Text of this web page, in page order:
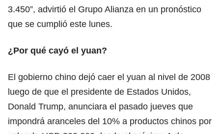
3.450”, advirtió el Grupo Alianza en un pronóstico
que se cumplió este lunes.
¿Por qué cayó el yuan?
El gobierno chino dejó caer el yuan al nivel de 2008
luego de que el presidente de Estados Unidos,
Donald Trump, anunciara el pasado jueves que
impondrá aranceles del 10% a productos chinos por